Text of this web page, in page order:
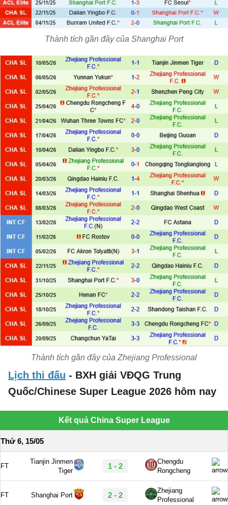
Thành tích gần đây của Shanghai Port
Thành tích gần đây của Zhejiang Professional
Lịch thi đấu - BXH giải VĐQG Trung
Quốc/Chinese Super League 2026 hôm nay